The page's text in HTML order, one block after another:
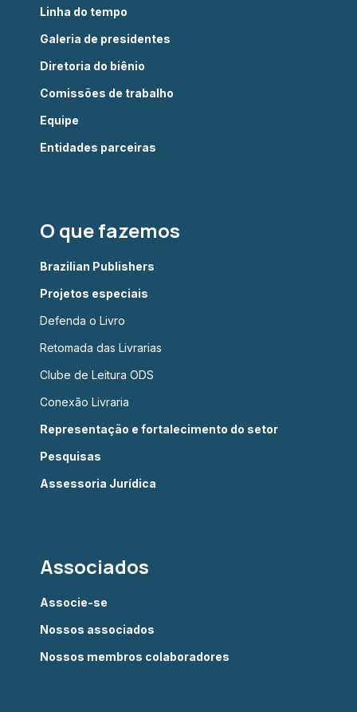
Linha do tempo
Galeria de presidentes
Diretoria do biênio
Comissões de trabalho
Equipe
Entidades parceiras
O que fazemos
Brazilian Publishers
Projetos especiais
Defenda o Livro
Retomada das Livrarias
Clube de Leitura ODS
Conexão Livraria
Representação e fortalecimento do setor
Pesquisas
Assessoria Jurídica
Associados
Associe-se
Nossos associados
Nossos membros colaboradores